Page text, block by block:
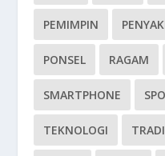
PEMIMPIN
PONSEL RAGAM
SMARTPHONE
TEKNOLOGI